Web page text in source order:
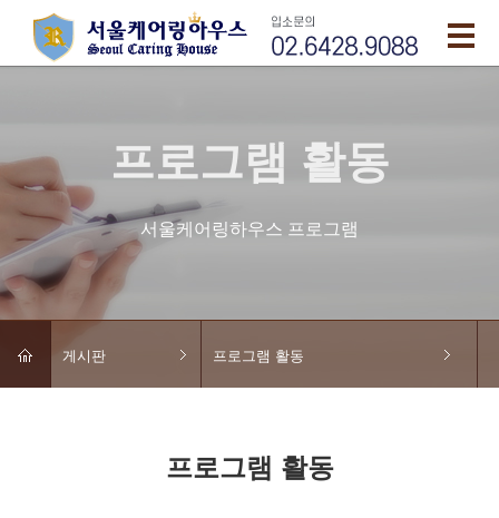
프로그램 활동
서울케어링하우스 프로그램
게시판 프로그램 활동
프로그램 활동